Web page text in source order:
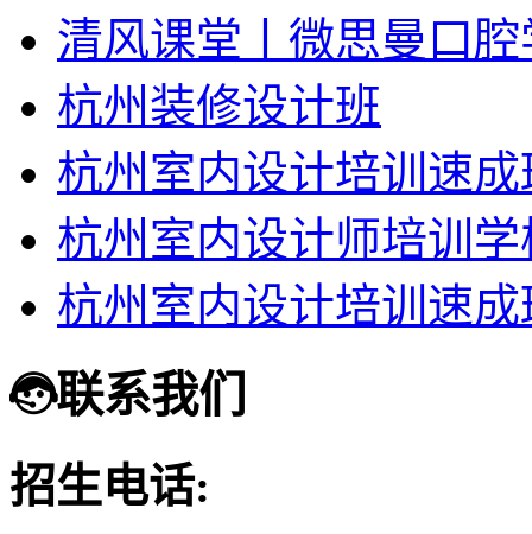
清风课堂丨微思曼口
杭州装修设计班
杭州室内设计培训速成
杭州室内设计师培训
杭州室内设计培训速成
联系我们
招生电话: